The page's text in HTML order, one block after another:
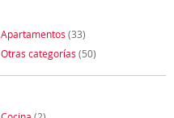
Apartamentos (33)
Otras categorías (50)